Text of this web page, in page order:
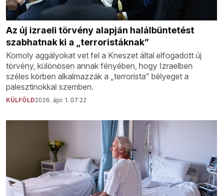
Az új izraeli törvény alapján halálbüntetést
szabhatnak ki a „terroristáknak”
Komoly aggályokat vet fel a Kneszet által elfogadott új
törvény, különösen annak fényében, hogy Izraelben
széles körben alkalmazzák a „terrorista” bélyeget a
palesztinokkal szemben.
KÜLFÖLD2026. ápr. 1. 07:22